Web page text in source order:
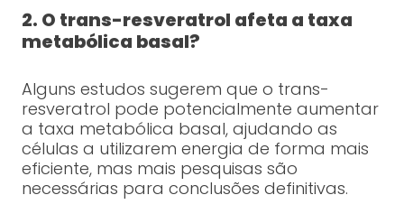
2. O trans-resveratrol afeta a taxa
metabólica basal?
Alguns estudos sugerem que o trans-
resveratrol pode potencialmente aumentar
a taxa metabólica basal, ajudando as
células a utilizarem energia de forma mais
eficiente, mas mais pesquisas são
necessárias para conclusões definitivas.